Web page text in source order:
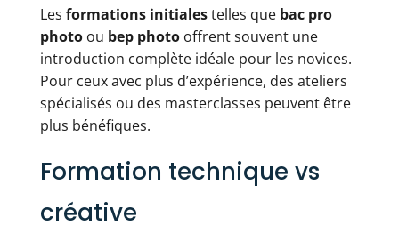
Les formations initialestelles que bac pro
photoou bep photooffrent souvent une
introduction complète idéale pour les novices.
Pour ceux avec plus d’expérience, des ateliers
spécialisés ou des masterclasses peuvent être
plus bénéfiques.
Formation technique vs
créative